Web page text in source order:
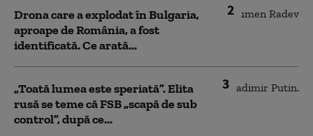
2
Drona care a explodat în Bulgaria,
aproape de România, a fost
identificată. Ce arată...
3
„Toată lumea este speriată”. Elita
rusă se teme că FSB „scapă de sub
control”, după ce...